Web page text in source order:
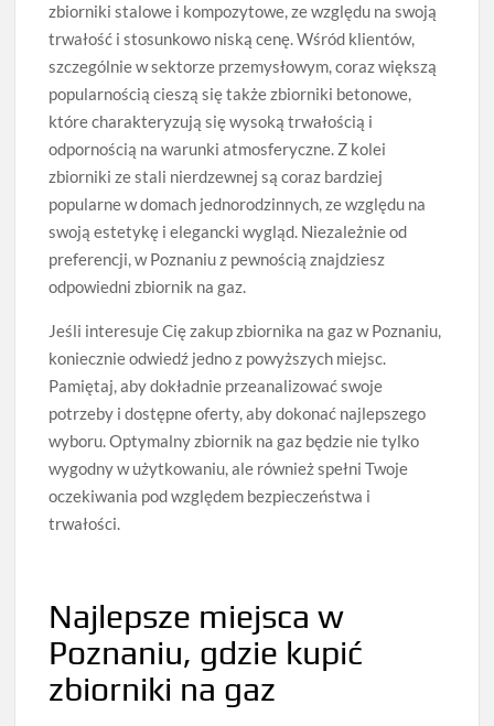
zbiorniki stalowe i kompozytowe, ze względu na swoją
trwałość i stosunkowo niską cenę. Wśród klientów,
szczególnie w sektorze przemysłowym, coraz większą
popularnością cieszą się także zbiorniki betonowe,
które charakteryzują się wysoką trwałością i
odpornością na warunki atmosferyczne. Z kolei
zbiorniki ze stali nierdzewnej są coraz bardziej
popularne w domach jednorodzinnych, ze względu na
swoją estetykę i elegancki wygląd. Niezależnie od
preferencji, w Poznaniu z pewnością znajdziesz
odpowiedni zbiornik na gaz.
Jeśli interesuje Cię zakup zbiornika na gaz w Poznaniu,
koniecznie odwiedź jedno z powyższych miejsc.
Pamiętaj, aby dokładnie przeanalizować swoje
potrzeby i dostępne oferty, aby dokonać najlepszego
wyboru. Optymalny zbiornik na gaz będzie nie tylko
wygodny w użytkowaniu, ale również spełni Twoje
oczekiwania pod względem bezpieczeństwa i
trwałości.
Najlepsze miejsca w
Poznaniu, gdzie kupić
zbiorniki na gaz